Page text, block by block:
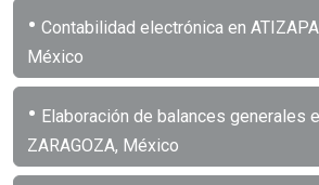
• Contabilidad electrónica en
México
• Elaboración de balances generales
ZARAGOZA, México